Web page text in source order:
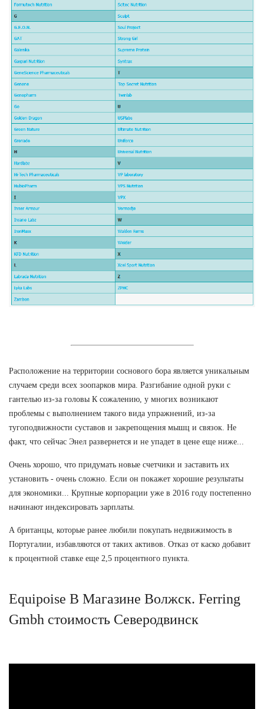
Расположение на территории соснового бора является уникальным
случаем среди всех зоопарков мира. Разгибание одной руки с
гантелью из-за головы К сожалению, у многих возникают
проблемы с выполнением такого вида упражнений, из-за
тугоподвижности суставов и закрепощения мышц и связок. Не
факт, что сейчас Энел развернется и не упадет в цене еще ниже...
Очень хорошо, что придумать новые счетчики и заставить их
установить - очень сложно. Если он покажет хорошие результаты
для экономики... Крупные корпорации уже в 2016 году постепенно
начинают индексировать зарплаты.
А британцы, которые ранее любили покупать недвижимость в
Португалии, избавляются от таких активов. Отказ от каско добавит
к процентной ставке еще 2,5 процентного пункта.
Equipoise В Магазине Волжск. Ferring
Gmbh стоимость Северодвинск